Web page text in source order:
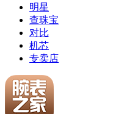
明星
查珠宝
对比
机芯
专卖店